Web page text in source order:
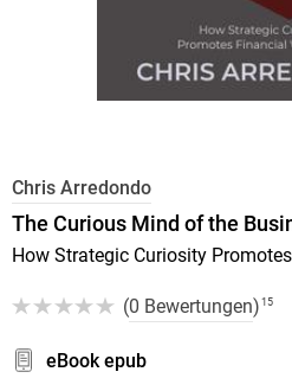
Chris Arredondo
The Curious Mind of the
How Strategic Curiosity
(0 Bewertungen) 15
eBook epub